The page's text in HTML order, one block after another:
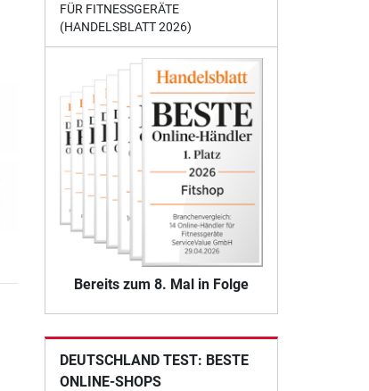
FÜR FITNESSGERÄTE
(HANDELSBLATT 2026)
Bereits zum 8. Mal in Folge
DEUTSCHLAND TEST: BESTE
ONLINE-SHOPS